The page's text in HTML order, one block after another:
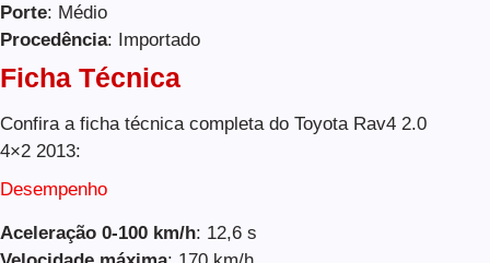
Porte: Médio
Procedência: Importado
Ficha Técnica
Confira a ficha técnica completa do Toyota Rav4 2.0
4×2 2013:
Desempenho
Aceleração 0-100 km/h: 12,6 s